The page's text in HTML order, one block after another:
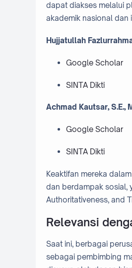
dapat diakses melalui
akademik nasional dan
Hujjatullah
Google Scholar
SINTA Dikti
Achmad Kautsar, S.E.,
Google Scholar
SINTA Dikti
Keaktifan mereka
dan berdampak sosial,
Authoritativeness, and
Relevansi
Saat ini, berbagai
sebagai pembimbing